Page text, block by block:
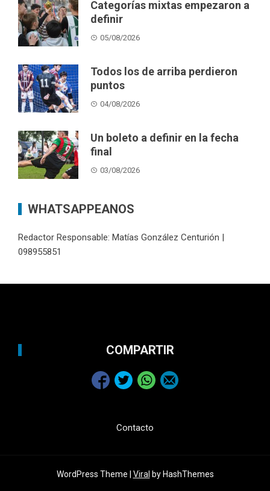
Categorías mixtas empezaron a
definir
05/08/2026
Todos los de arriba perdieron
puntos
04/08/2026
Un boleto a definir en la fecha
final
03/08/2026
WHATSAPPEANOS
Redactor Responsable: Matías González Centurión |
098955851
COMPARTIR
Contacto
WordPress Theme | Viral by HashThemes